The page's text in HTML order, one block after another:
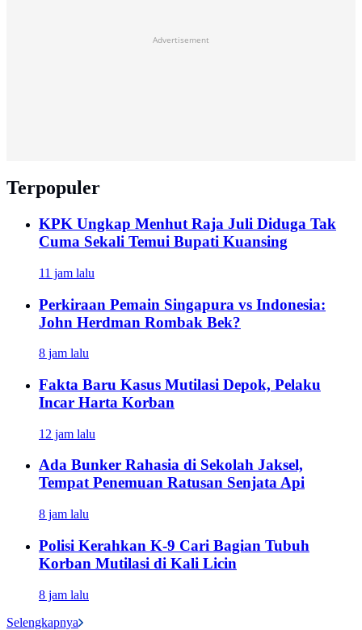
Advertisement
Terpopuler
KPK Ungkap Menhut Raja Juli Diduga Tak
Cuma Sekali Temui Bupati Kuansing
11 jam lalu
Perkiraan Pemain Singapura vs Indonesia:
John Herdman Rombak Bek?
8 jam lalu
Fakta Baru Kasus Mutilasi Depok, Pelaku
Incar Harta Korban
12 jam lalu
Ada Bunker Rahasia di Sekolah Jaksel,
Tempat Penemuan Ratusan Senjata Api
8 jam lalu
Polisi Kerahkan K-9 Cari Bagian Tubuh
Korban Mutilasi di Kali Licin
8 jam lalu
Selengkapnya